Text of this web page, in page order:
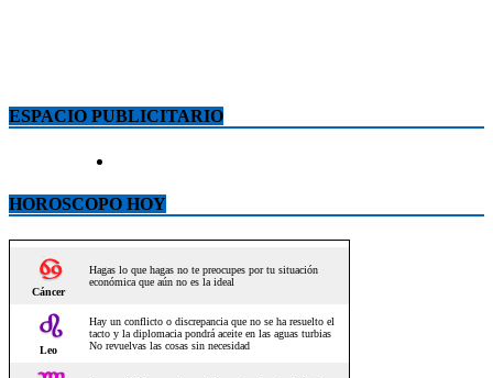
ESPACIO PUBLICITARIO
HOROSCOPO HOY